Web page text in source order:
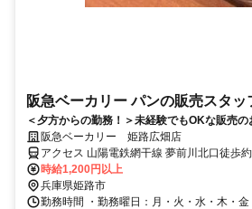
阪急ベーカリー パンの販売スタッ
＜夕方からの勤務！＞未経験でもOKな販売
阪急ベーカリー 姫路広畑店
アクセス 山陽電鉄網干線 夢前川北口徒歩
畑出入口1徒歩約17分、山陽電鉄網干線 西
駅」より徒歩4分 ★車通勤OK
時給1,200円以上
兵庫県姫路市
勤務時間 ・勤務曜日：月・火・水・木・